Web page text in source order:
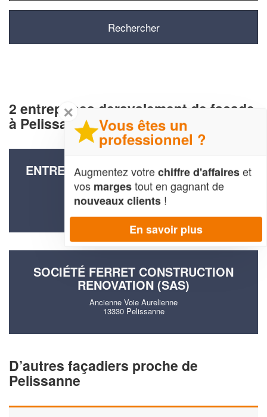
2 entreprises deravalement de façade
à Pelissanne (13330)
ENTREPRISE JACK RENOV SERVICES
(SAS)
298 Chemin Du Plan De Clavel
SOCIÉTÉ FERRET CONSTRUCTION
RENOVATION (SAS)
Ancienne Voie Aurelienne
13330 Pelissanne
D’autres façadiers proche de
Pelissanne
✕
Vous êtes un
professionnel ?
Augmentez votrechiffre d'affaireset
vos margestout en gagnant de
nouveaux clients !
En savoir plus